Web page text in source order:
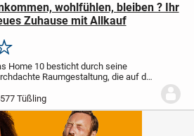
wohlfühlen, bleiben ? Ihr
Zuhause mit Allkauf
Merken
Home 10 besticht durch seine
Raumgestaltung, die auf den
ist. Beim Betreten dieses
werden Sie von einem
Tüßling